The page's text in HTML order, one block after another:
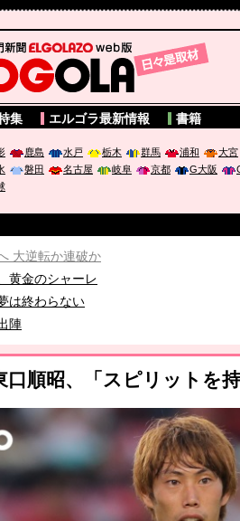
web版 BLOGOLA
集 エルゴラ最新情報 書籍
鹿島 水戸 栃木 群馬 浦和 大宮
磐田 名古屋 岐阜 京都 G大阪
大逆転か連破か
黄金のシャーレ
は終わらない
陣
杯開幕 注目は「個」
ルさんがシンポジウム「気候変動から
口順昭、「スピリットを